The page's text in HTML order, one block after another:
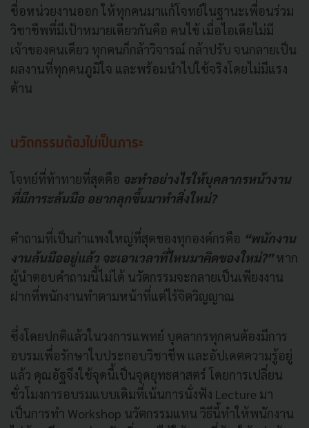
ชื่อหน่วยงานออก ให้ทุกคนมาแก้โจทย์ในฐานะเพื่อนร่วม
วิชาชีพที่มีเป้าหมายเดียวกันคือ คนไข้ เมื่อไอเดียไม่มี
เจ้าของคนเดียว ทุกคนก็กล้าวิจารณ์ กล้าปรับ จนกลายเป็น
ผลงานที่ทุกคนภูมิใจ และพร้อมนำไปใช้จริงโดยไม่มีแรง
ต้าน
นวัตกรรมต้องไม่เป็นภาระ
โจทย์ที่ท้าทายที่สุดคือ จะทำอย่างไรให้บุคลากรหน้างาน
ที่มีภาระล้นมือ อยากลุกขึ้นมาทำสิ่งใหม่?
คำถามที่เป็นกำแพงใหญ่ที่สุดของทุกองค์กรคือ “พนักงาน
งานล้นมืออยู่แล้ว จะเอาเวลาที่ไหนมาคิดของใหม่?”หาก
ผู้นำตอบคำถามนี้ไม่ได้ นวัตกรรมจะกลายเป็นเพียงงาน
ฝากที่พนักงานทำตามหน้าที่แต่ไร้จิตวิญญาณ
ซึ่งโดยปกติแล้วในวงการแพทย์ บุคลากรทุกคนต้องมีการ
อบรมเพื่อรักษาใบประกอบวิชาชีพ และอัปเดตความรู้อยู่
แล้ว คุณอัฐจึงใช้จุดนี้เป็นจุดยุทธศาสตร์ โดยการเปลี่ยน
ชั่วโมงการอบรมแบบเดิมที่เน้นการนั่งฟัง Lecture มา
เป็นการทำ Workshop นวัตกรรมแทน วิธีนี้ทำให้พนักงาน